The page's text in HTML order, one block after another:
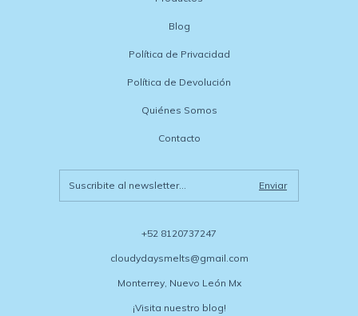
Blog
Política de Privacidad
Política de Devolución
Quiénes Somos
Contacto
+52 8120737247
cloudydaysmelts@gmail.com
Monterrey, Nuevo León Mx
¡Visita nuestro blog!